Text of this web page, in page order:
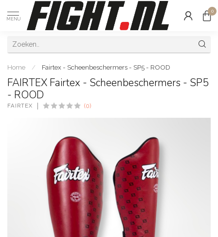
MENU
0
Home / Fairtex - Scheenbeschermers - SP5 - ROOD
FAIRTEX Fairtex - Scheenbeschermers - SP5
- ROOD
FAIRTEX (0)